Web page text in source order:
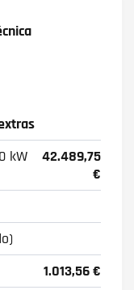
kW
42.489,75
€
1.013,56 €